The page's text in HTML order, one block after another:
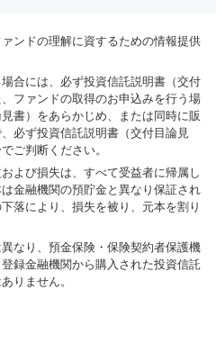
ンドの理解に資するための情報提供
合には、必ず投資信託説明書（交付
ファンドの取得のお申込みを行う場
書）をあらかじめ、または同時に販
必ず投資信託説明書（交付目論見
ご判断ください。
よび損失は、すべて受益者に帰属し
金融機関の預貯金と異なり保証され
落により、損失を被り、元本を割り
なり、預金保険・保険契約者保護機
録金融機関から購入された投資信託
りません。